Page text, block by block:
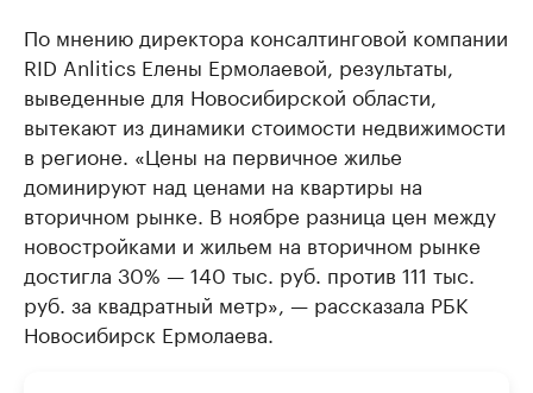
По мнению директора консалтинговой компании
RID Anlitics Елены Ермолаевой, результаты,
выведенные для Новосибирской области,
вытекают из динамики стоимости недвижимости
в регионе. «Цены на первичное жилье
доминируют над ценами на квартиры на
вторичном рынке. В ноябре разница цен между
новостройками и жильем на вторичном рынке
достигла 30% — 140 тыс. руб. против 111 тыс.
руб. за квадратный метр», — рассказала РБК
Новосибирск Ермолаева.